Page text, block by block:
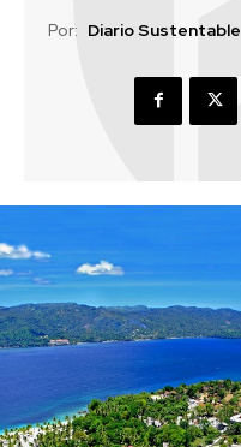
Por: Diario Sustentable